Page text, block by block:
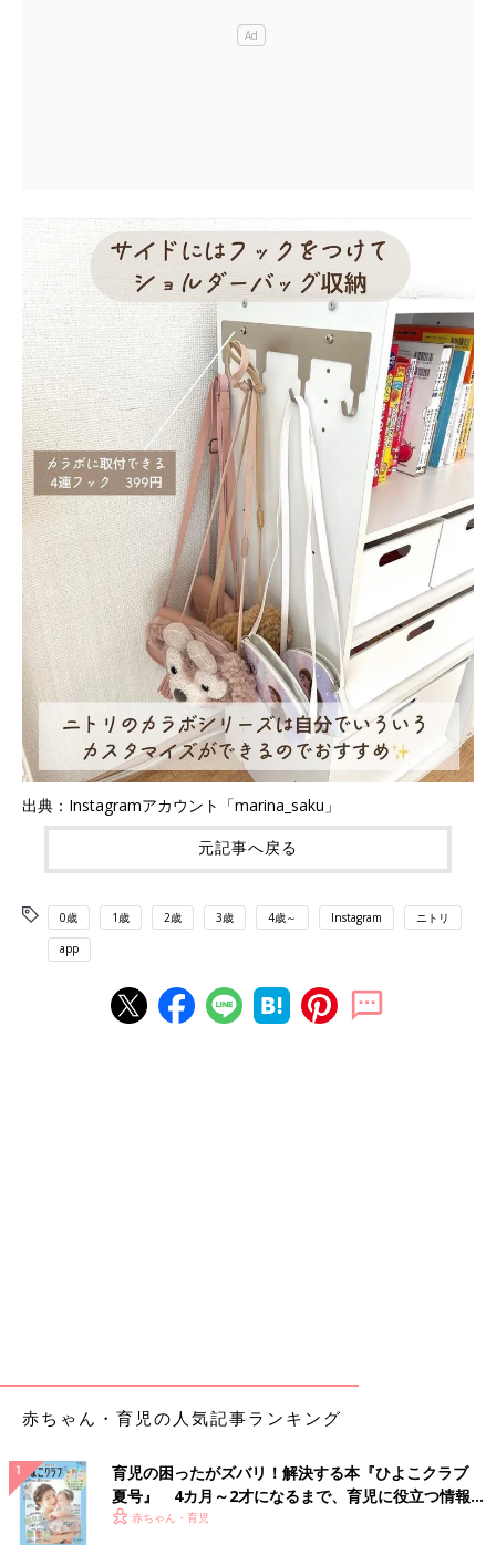
出典：Instagramアカウント「marina_saku」
元記事へ戻る
0歳 1歳 2歳 3歳 4歳～ Instagram ニトリ
app
赤ちゃん・育児の人気記事ランキング
育児の困ったがズバリ！解決する本『ひよこクラブ
夏号』 4カ月～2才になるまで、育児に役立つ情報が
いっぱい！
赤ちゃん・育児